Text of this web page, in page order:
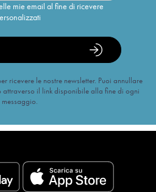
mie email al fine di ricevere
ricevere le nostre newsletter. Puoi annullare
attraverso il link disponibile alla fine di ogni
messaggio.